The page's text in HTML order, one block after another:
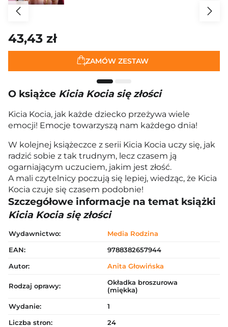
43,43 zł
ZAMÓW ZESTAW
O książce Kicia Kocia się złości
Kicia Kocia, jak każde dziecko przeżywa wiele
emocji! Emocje towarzyszą nam każdego dnia!
W kolejnej książeczce z serii Kicia Kocia uczy się, jak
radzić sobie z tak trudnym, lecz czasem ją
ogarniającym uczuciem, jakim jest złość.
A mali czytelnicy poczują się lepiej, wiedząc, że Kicia
Kocia czuje się czasem podobnie!
Szczegółowe informacje na temat książki
Kicia Kocia się złości
Wydawnictwo:
Media Rodzina
EAN:
9788382657944
Autor:
Anita Głowińska
Rodzaj oprawy:
Okładka broszurowa
(miękka)
Wydanie:
1
Liczba stron:
24